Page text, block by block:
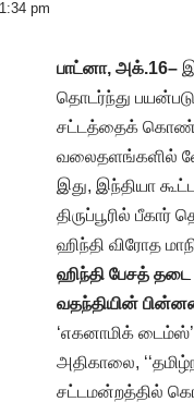
pm
பாட்னா, அக்.16–
தொடர்ந்து
சட்டத்தைக்
வலைதளங்களில்
இது, இந்தியா
திருப்பூரில்
ஹிந்தி விரோத
ஹிந்தி பேசத் தடை
வதந்தியின்
‘எகனாமிக்
அதிகாலை,
சட்டமன்றத்தில்